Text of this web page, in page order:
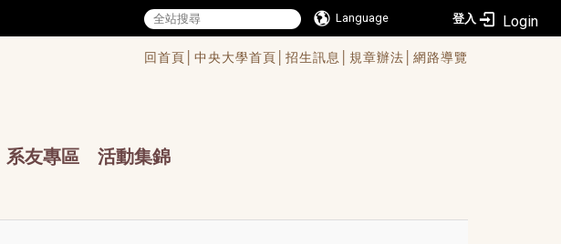
Language 登入
回首頁│ 中央大學首頁│ 招生訊息│ 規章辦法│ 網路導覽
系友專區 活動集錦